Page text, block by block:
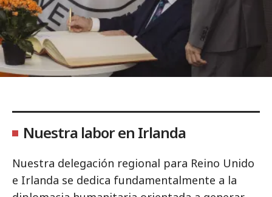
Nuestra labor en Irlanda
Nuestra delegación regional para Reino Unido
e Irlanda se dedica fundamentalmente a la